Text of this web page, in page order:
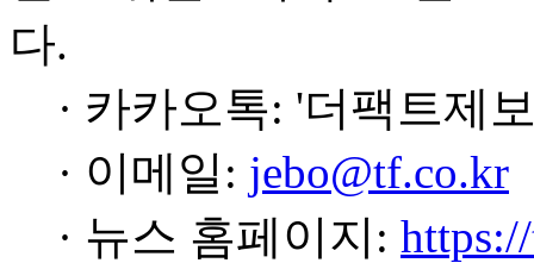
다.
· 카카오톡: '더팩트제
· 이메일: jebo@tf.co.kr
· 뉴스 홈페이지: